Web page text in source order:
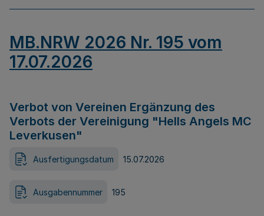
MB.NRW 2026 Nr. 195 vom
17.07.2026
Verbot von Vereinen Ergänzung des
Verbots der Vereinigung "Hells Angels MC
Leverkusen"
Ausfertigungsdatum 15.07.2026
Ausgabennummer 195